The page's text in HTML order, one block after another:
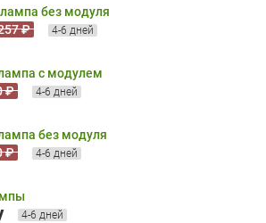
без модуля
₽ 4-6 дней
с модулем
₽ 4-6 дней
без модуля
₽ 4-6 дней
4-6 дней